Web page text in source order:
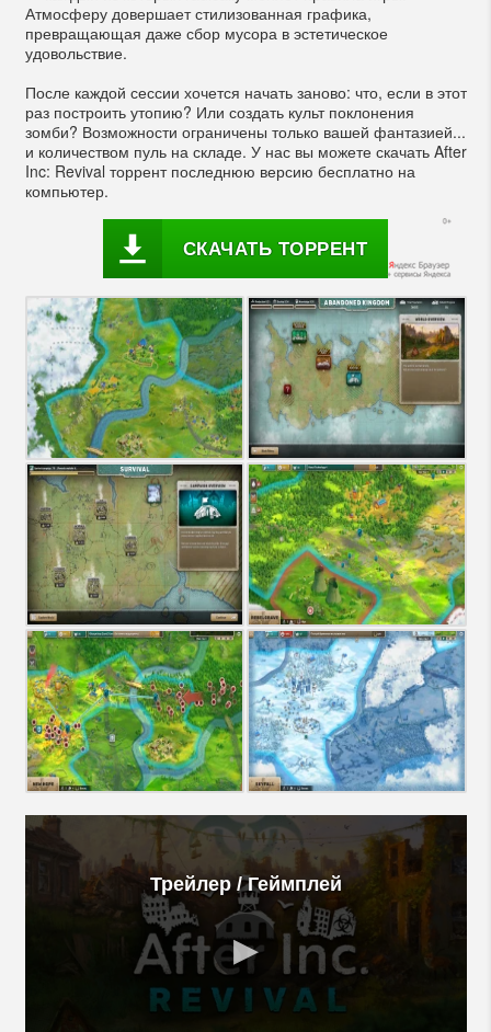
Атмосферу довершает стилизованная графика,
превращающая даже сбор мусора в эстетическое
удовольствие.
После каждой сессии хочется начать заново: что, если в этот
раз построить утопию? Или создать культ поклонения
зомби? Возможности ограничены только вашей фантазией...
и количеством пуль на складе. У нас вы можете скачать After
Inc: Revival торрент последнюю версию бесплатно на
компьютер.
СКАЧАТЬ ТОРРЕНТ
Трейлер / Геймплей